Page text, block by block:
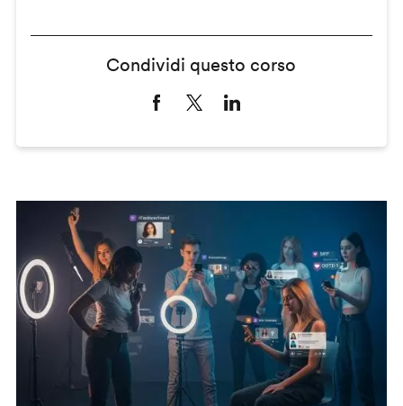
Condividi questo corso